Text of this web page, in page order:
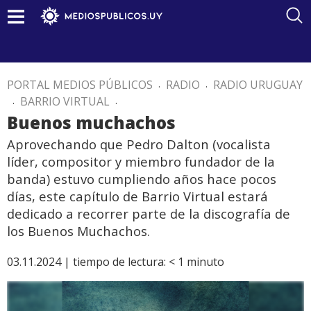
PORTAL MEDIOS PÚBLICOS . RADIO . RADIO URUGUAY
. BARRIO VIRTUAL .
Buenos muchachos
Aprovechando que Pedro Dalton (vocalista
líder, compositor y miembro fundador de la
banda) estuvo cumpliendo años hace pocos
días, este capítulo de Barrio Virtual estará
dedicado a recorrer parte de la discografía de
los Buenos Muchachos.
03.11.2024 | tiempo de lectura: < 1 minuto